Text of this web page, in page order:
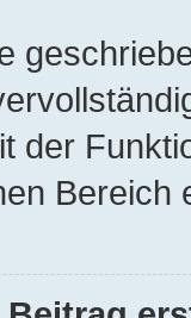
der
Bereich